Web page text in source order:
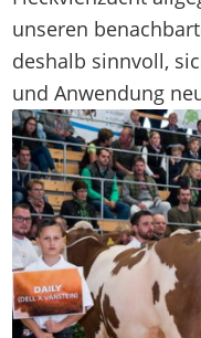
unseren
deshalb sinnvoll,
und Anwendung